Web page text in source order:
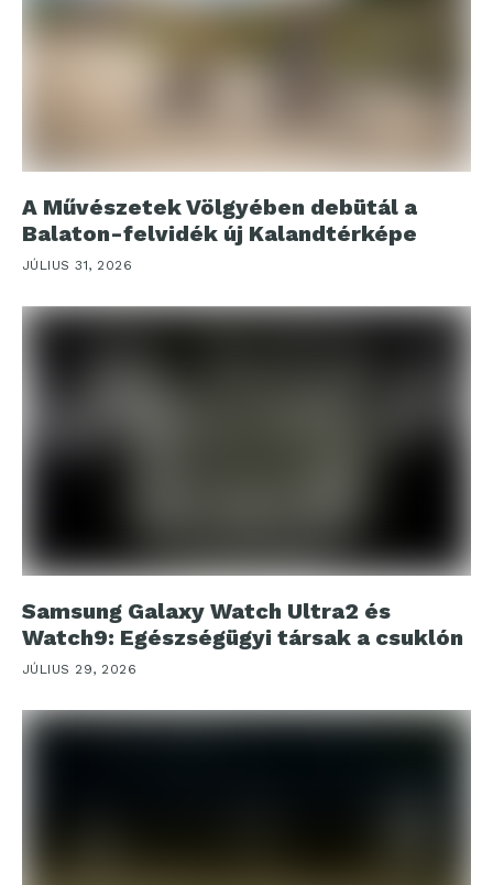
A Művészetek Völgyében debütál a
Balaton-felvidék új Kalandtérképe
JÚLIUS 31, 2026
Samsung Galaxy Watch Ultra2 és
Watch9: Egészségügyi társak a csuklón
JÚLIUS 29, 2026